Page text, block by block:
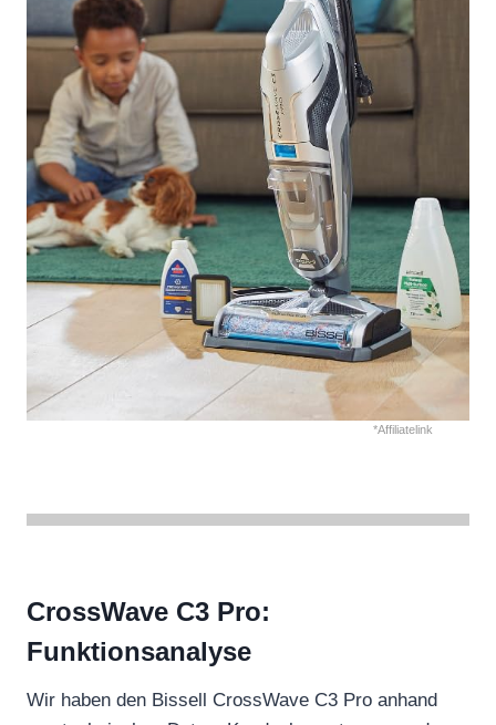
*Affiliatelink
CrossWave C3 Pro:
Funktionsanalyse
Wir haben den Bissell CrossWave C3 Pro anhand